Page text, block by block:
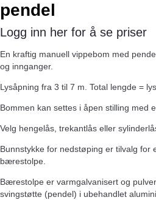
pendel
Logg inn her for å se priser
En kraftig manuell vippebom med
og innganger.
Lysåpning fra 3 til 7 m. Total lengde =
Bommen kan settes i åpen stilling med
Velg hengelås, trekantlås eller
Bunnstykke for nedstøping er tilvalg for
bærestolpe.
Bærestolpe er varmgalvanisert og
svingstøtte (pendel) i ubehandlet